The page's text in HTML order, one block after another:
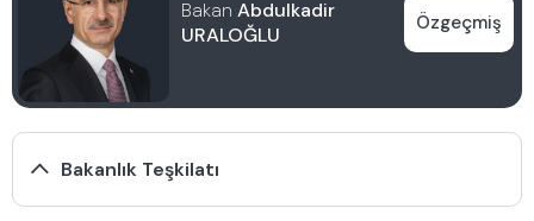
Bakan Abdulkadir
URALOĞLU
Özgeçmiş
Bakanlık Teşkilatı